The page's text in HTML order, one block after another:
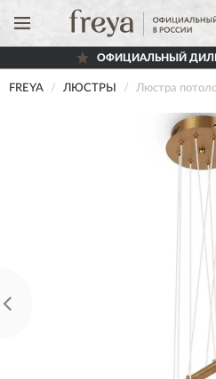
ОФИЦИАЛЬНЫЙ
FREYA ЛЮСТРЫ Люстра